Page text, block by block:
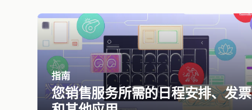
指南
您销售服务所需的日程安排、发票